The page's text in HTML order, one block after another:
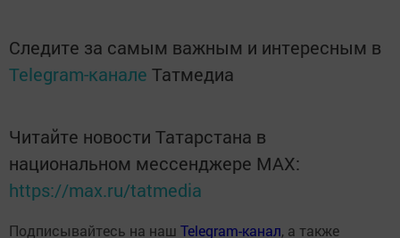
Следите за самым важным и интересным в
Telegram-канале Татмедиа
Читайте новости Татарстана в
национальном мессенджере MАХ:
https://max.ru/tatmedia
Подписывайтесь на наш Telegram-канал, а также